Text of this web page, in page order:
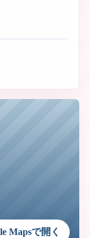
Mapsで開く